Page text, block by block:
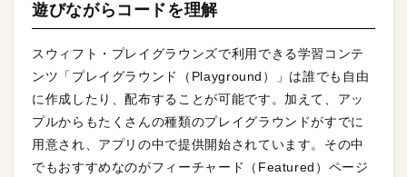
遊びながらコードを理解
スウィフト・プレイグラウンズで利用できる学習コンテ
ンツ「プレイグラウンド（Playground）」は誰でも自由
に作成したり、配布することが可能です。加えて、アッ
プルからもたくさんの種類のプレイグラウンドがすでに
用意され、アプリの中で提供開始されています。その中
でもおすすめなのがフィーチャード（Featured）ページ